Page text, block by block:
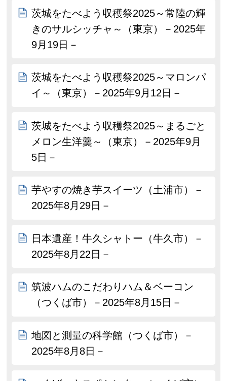
茨城をたべよう収穫祭2025～常陸の輝
きのサルシッチャ～（東京）－2025年
9月19日－
茨城をたべよう収穫祭2025～マロンパ
イ～（東京）－2025年9月12日－
茨城をたべよう収穫祭2025～まるごと
メロン生洋羹～（東京）－2025年9月
5日－
芋やすの焼き芋スイーツ（土浦市）－
2025年8月29日－
日本遺産！牛久シャトー（牛久市）－
2025年8月22日－
筑波ハムのこだわりハム＆ベーコン
（つくば市）－2025年8月15日－
地図と測量の科学館（つくば市）－
2025年8月8日－